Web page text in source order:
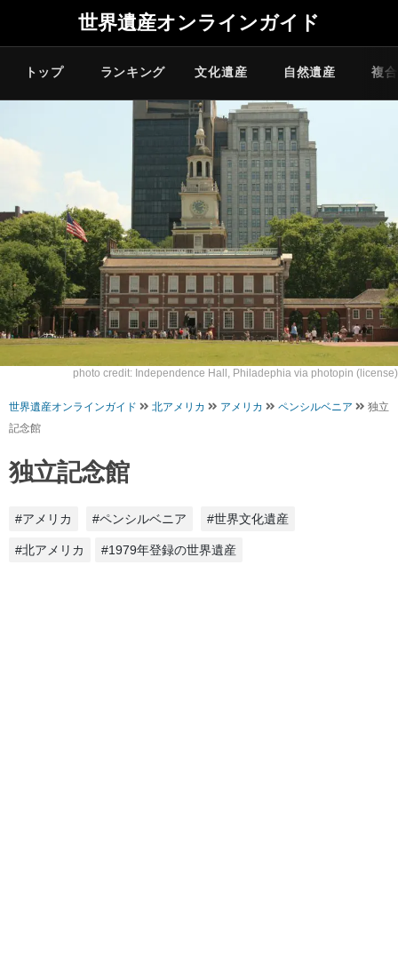
世界遺産オンラインガイド
トップ ランキング 文化遺産 自然遺産 複
photo credit: Independence Hall, Philadephia via photopin (license)
世界遺産オンラインガイド 北アメリカ アメリカ ペンシルベニア
独立
記念館
独立記念館
#アメリカ #ペンシルベニア #世界文化遺産
#北アメリカ #1979年登録の世界遺産